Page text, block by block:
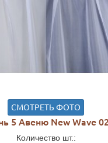
СМОТРЕТЬ ФОТО
5 Авеню New Wave 02
Количество шт.: